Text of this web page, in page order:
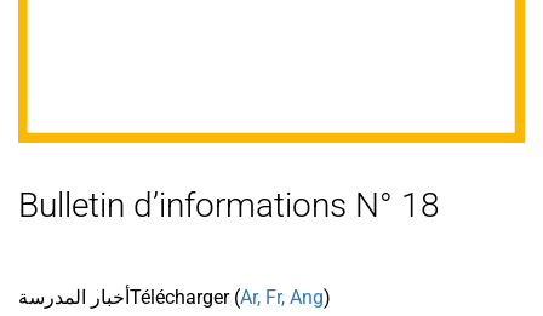
Bulletin d’informations N° 18
أخبار المدرسةTélécharger (Ar, Fr, Ang)